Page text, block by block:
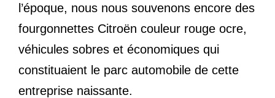
l’époque, nous nous souvenons encore des
fourgonnettes Citroën couleur rouge ocre,
véhicules sobres et économiques qui
constituaient le parc automobile de cette
entreprise naissante.